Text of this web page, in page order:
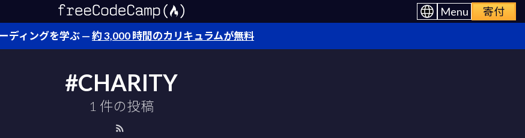
Menu 寄付
ディングを学ぶ —約 3,000 時間のカリキュラムが無料
#CHARITY
1 件の投稿